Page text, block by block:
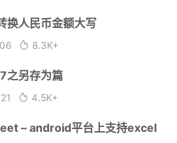
换人民币金额大写
8.3K+
另存为篇
4.5K+
– android平台上支持excel